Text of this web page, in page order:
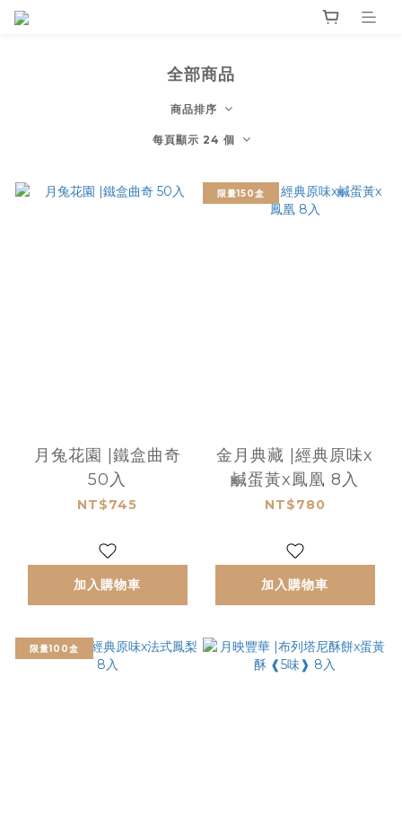
全部商品
商品排序
每頁顯示 24 個
月兔花園 |鐵盒曲奇
50入
NT$745
加入購物車
限量150盒
金月典藏 |經典原味x
鹹蛋黃x鳳凰 8入
NT$780
加入購物車
限量100盒